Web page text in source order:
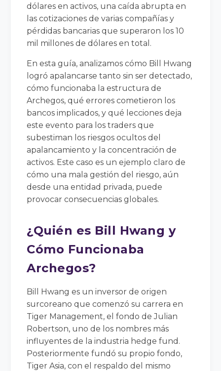
dólares en activos, una caída abrupta en
las cotizaciones de varias compañías y
pérdidas bancarias que superaron los 10
mil millones de dólares en total.
En esta guía, analizamos cómo Bill Hwang
logró apalancarse tanto sin ser detectado,
cómo funcionaba la estructura de
Archegos, qué errores cometieron los
bancos implicados, y qué lecciones deja
este evento para los traders que
subestiman los riesgos ocultos del
apalancamiento y la concentración de
activos. Este caso es un ejemplo claro de
cómo una mala gestión del riesgo, aún
desde una entidad privada, puede
provocar consecuencias globales.
¿Quién es Bill Hwang y
Cómo Funcionaba
Archegos?
Bill Hwang es un inversor de origen
surcoreano que comenzó su carrera en
Tiger Management, el fondo de Julian
Robertson, uno de los nombres más
influyentes de la industria hedge fund.
Posteriormente fundó su propio fondo,
Tiger Asia, con el respaldo del mismo